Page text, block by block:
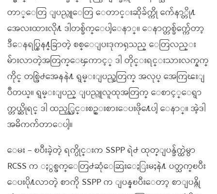
တာ္ေတြ ျပည္သူေတြ ေတာင္းဆိုခ်က္ကို က်ေနာ္တို႔
အေလးထားလို႔ ဒါတစ္ခ်က္ေပါ့ေနာ္။ ေနာက္တစ္ခ်က္က်ေတာ့
ဒီေနရပ္စြန႔္ခြာတဲ့ စစ္ေျပးဒုကၡသည္ ေတြလည္း
မ်ားလာတဲ့အတြက္ေၾကာင့္ ဒါ တိုင္းရင္းသားလက္နက္
ကိုင္ တစ္ဖြဲ႕အေနနဲ႔ ရွမ္းျပည္အတြက္ အလုပ္ အေကြၽးျ
ပဳတယ္။ ရွမ္းျပည္ ျပည္သူလူထုအတြက္ ေစာင့္ေရွာ
က္တယ္ဆိုရင္ ဒါ ထည့္သြင္းစဥ္းစားေပးဖို႔ေပါ့ ေနာ္။ အဲ့ဒါ
အဓိကက်တာေပါ့။
ေမး – ၿပီးခဲ့တဲ့ ရက္ပိုင္းက SSPP ရဲ႕ ထုတ္ျပန္ခ်က္ထဲမွာ
RCSS က ႏွစ္ဖက္ေတြ႕ဆုံေဆြးေႏြးမႈနဲ႔ ပတ္သက္ၿပီး
ေပးပို႔လာတဲ့ စာကို SSPP က ျပန္ၿပီးေတာ့ စာျပန္လို